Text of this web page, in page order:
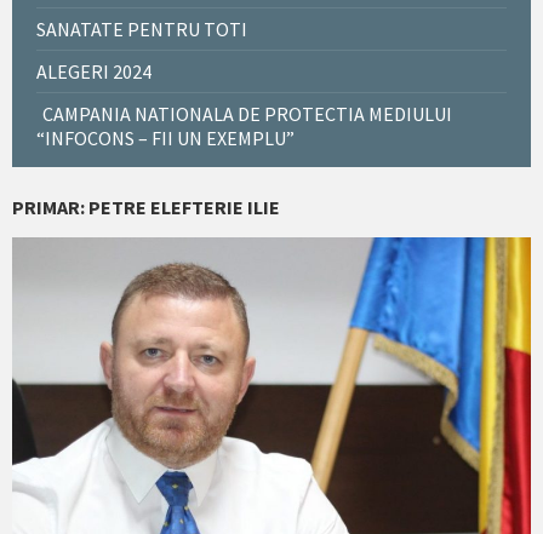
SANATATE PENTRU TOTI
ALEGERI 2024
CAMPANIA NATIONALA DE PROTECTIA MEDIULUI
“INFOCONS – FII UN EXEMPLU”
PRIMAR: PETRE ELEFTERIE ILIE